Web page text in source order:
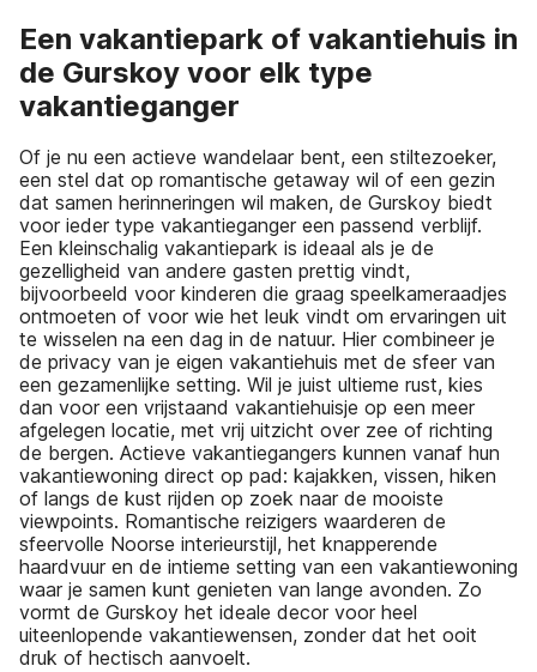
Een vakantiepark of vakantiehuis in
de Gurskoy voor elk type
vakantieganger
Of je nu een actieve wandelaar bent, een stiltezoeker,
een stel dat op romantische getaway wil of een gezin
dat samen herinneringen wil maken, de Gurskoy biedt
voor ieder type vakantieganger een passend verblijf.
Een kleinschalig vakantiepark is ideaal als je de
gezelligheid van andere gasten prettig vindt,
bijvoorbeeld voor kinderen die graag speelkameraadjes
ontmoeten of voor wie het leuk vindt om ervaringen uit
te wisselen na een dag in de natuur. Hier combineer je
de privacy van je eigen vakantiehuis met de sfeer van
een gezamenlijke setting. Wil je juist ultieme rust, kies
dan voor een vrijstaand vakantiehuisje op een meer
afgelegen locatie, met vrij uitzicht over zee of richting
de bergen. Actieve vakantiegangers kunnen vanaf hun
vakantiewoning direct op pad: kajakken, vissen, hiken
of langs de kust rijden op zoek naar de mooiste
viewpoints. Romantische reizigers waarderen de
sfeervolle Noorse interieurstijl, het knapperende
haardvuur en de intieme setting van een vakantiewoning
waar je samen kunt genieten van lange avonden. Zo
vormt de Gurskoy het ideale decor voor heel
uiteenlopende vakantiewensen, zonder dat het ooit
druk of hectisch aanvoelt.